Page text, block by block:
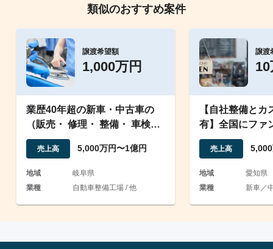
類似のおすすめ案件
譲渡希望額
1,000万円
業歴40年超の新車・中古車の
（販売・ 修理・ 整備・ 車検
業）を営む企業/資格有
売上高 5,000万円〜1億円
地域
岐阜県
業種
自動車整備工場 / 他
譲渡
【自社整備とカ
有】全国にファ
専門ディーラー
売上高
地域
愛知県
業種
新車／